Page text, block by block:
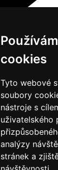
cookies
Tyto webové
soubory
nástroje s
uživatelského
analýzy
stránek a